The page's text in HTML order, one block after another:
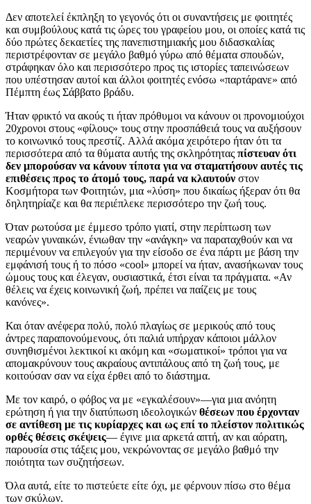
Δεν αποτελεί έκπληξη το γεγονός ότι οι συναντήσεις με φοιτητές
και συμβούλους κατά τις ώρες του γραφείου μου, οι οποίες κατά τις
δύο πρώτες δεκαετίες της πανεπιστημιακής μου διδασκαλίας
περιστρέφονταν σε μεγάλο βαθμό γύρω από θέματα σπουδών,
στράφηκαν όλο και περισσότερο προς τις ιστορίες ταπεινώσεων
που υπέστησαν αυτοί και άλλοι φοιτητές ενόσω «παρτάρανε» από
Πέμπτη έως Σάββατο βράδυ.
Ήταν φρικτό να ακούς τι ήταν πρόθυμοι να κάνουν οι προνομιούχοι
20χρονοι στους «φίλους» τους στην προσπάθειά τους να αυξήσουν
το κοινωνικό τους πρεστίζ. Αλλά ακόμα χειρότερο ήταν ότι τα
περισσότερα από τα θύματα αυτής της σκληρότητας πίστευαν ότι
δεν μπορούσαν να κάνουν τίποτα για να σταματήσουν αυτές τις
επιθέσεις προς το άτομό τους, παρά να κλαυτούν στον
Κοσμήτορα των Φοιτητών, μια «λύση» που δικαίως ήξεραν ότι θα
δηλητηρίαζε και θα περιέπλεκε περισσότερο την ζωή τους.
Όταν ρωτούσα με έμμεσο τρόπο γιατί, στην περίπτωση των
νεαρών γυναικών, ένιωθαν την «ανάγκη» να παραταχθούν και να
περιμένουν να επιλεγούν για την είσοδο σε ένα πάρτι με βάση την
εμφάνισή τους ή το πόσο «cool» μπορεί να ήταν, ανασήκωναν τους
ώμους τους και έλεγαν, ουσιαστικά, έτσι είναι τα πράγματα. «Αν
θέλεις να έχεις κοινωνική ζωή, πρέπει να παίζεις με τους
κανόνες».
Και όταν ανέφερα πολύ, πολύ πλαγίως σε μερικούς από τους
άντρες παραπονούμενους, ότι παλιά υπήρχαν κάποιοι μάλλον
συνηθισμένοι λεκτικοί κι ακόμη και «σωματικοί» τρόποι για να
απομακρύνουν τους ακραίους αντιπάλους από τη ζωή τους, με
κοιτούσαν σαν να είχα έρθει από το διάστημα.
Με τον καιρό, ο φόβος να με «εγκαλέσουν»—για μια ανόητη
ερώτηση ή για την διατύπωση ιδεολογικών θέσεων που έρχονταν
σε αντίθεση με τις κυρίαρχες και ως επί το πλείστον πολιτικώς
ορθές θέσεις σκέψεις— έγινε μια αρκετά απτή, αν και αόρατη,
παρουσία στις τάξεις μου, νεκρώνοντας σε μεγάλο βαθμό την
ποιότητα των συζητήσεων.
Όλα αυτά, είτε το πιστεύετε είτε όχι, με φέρνουν πίσω στο θέμα
των σκύλων.